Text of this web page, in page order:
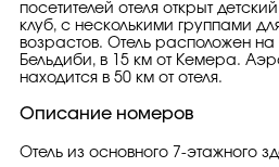
посетителей отеля открыт
клуб, с несколькими группами
возрастов. Отель расположен
Бельдиби, в 15 км от Кемера.
находится в 50 км от отеля.
Описание номеров
Отель из основного 7-этажного